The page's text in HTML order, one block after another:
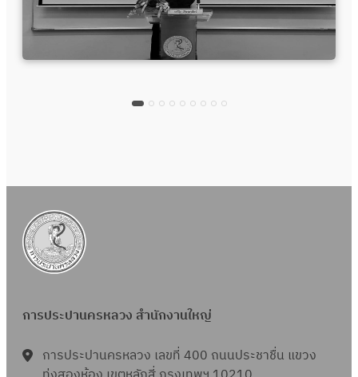
การประปานครหลวง สำนักงานใหญ่
การประปานครหลวง เลขที่ 400 ถนนประชาชื่น แขวง